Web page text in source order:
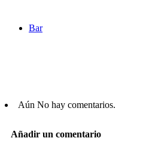
Bar
Aún No hay comentarios.
Añadir un comentario